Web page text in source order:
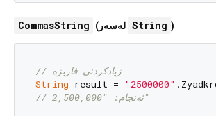
CommasString String )
// زیادکردنی فاریزە
String result = "2500000"
// ئەنجام: "2,500,000"